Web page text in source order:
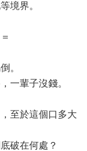
境界。
。
一輩子沒錢。
至於這個口多大
破在何處？